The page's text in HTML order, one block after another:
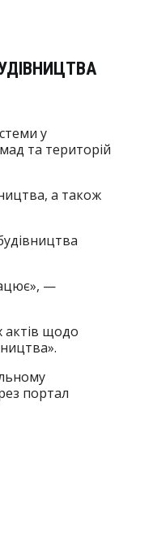
у
та територій
а також
—
актів щодо
портал